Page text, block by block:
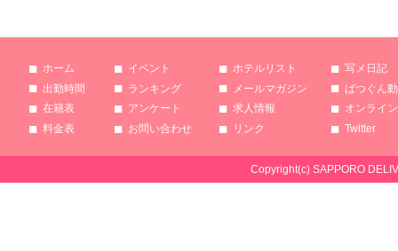
■ ホーム
■ 出勤時間
■ 在籍表
■ 料金表
■ イベント
■ ランキング
■ アンケート
■ お問い合わせ
■ ホテルリスト
■ メールマガジン
■ 求人情報
■ リンク
■ 写メ日記
■ ばつぐん
■ オンライ
■ Twitter
Copyright(c) SAPPORO